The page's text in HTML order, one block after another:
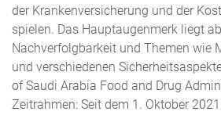
der Krankenversicherung und der
spielen. Das Hauptaugenmerk liegt
Nachverfolgbarkeit und Themen wie
und verschiedenen
of Saudi Arabia Food and Drug
Zeitrahmen: Seit dem 1. Oktober